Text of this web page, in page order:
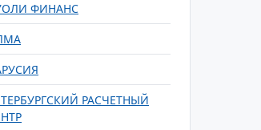
ФИНАНС
РАСЧЕТНЫЙ